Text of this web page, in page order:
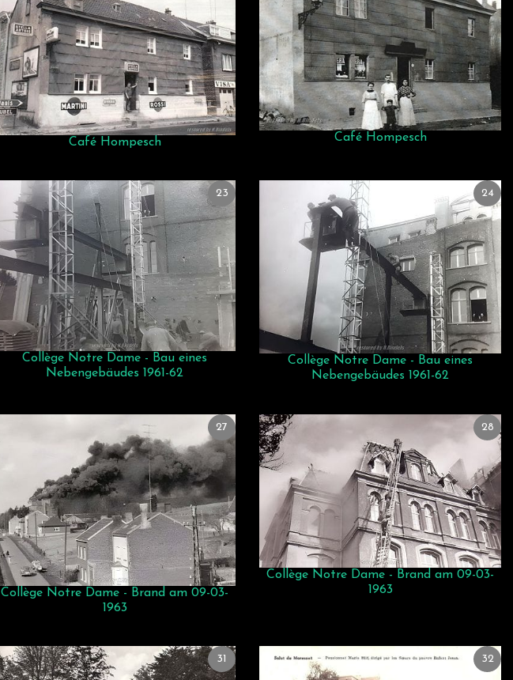
Café Hompesch Café Hompesch
Collège Notre Dame - Bau eines
Nebengebäudes 1961-62
23
Collège Notre Dame - Bau eines
Nebengebäudes 1961-62
24
Collège Notre Dame - Brand am 09-03-
1963
27
Collège Notre Dame - Brand am 09-03-
1963
28
31 32